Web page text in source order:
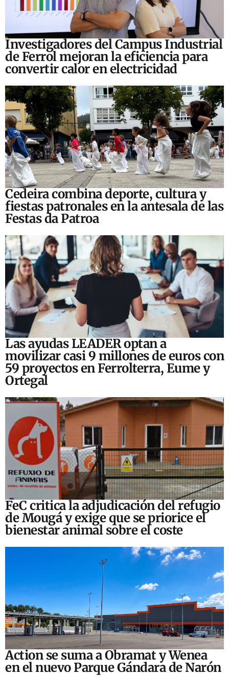
Investigadores del Campus Industrial
de Ferrol mejoran la eficiencia para
convertir calor en electricidad
Cedeira combina deporte, cultura y
fiestas patronales en la antesala de las
Festas da Patroa
Las ayudas LEADER optan a
movilizar casi 9 millones de euros con
59 proyectos en Ferrolterra, Eume y
Ortegal
FeC critica la adjudicación del refugio
de Mougá y exige que se priorice el
bienestar animal sobre el coste
Action se suma a Obramat y Wenea
en el nuevo Parque Gándara de Narón